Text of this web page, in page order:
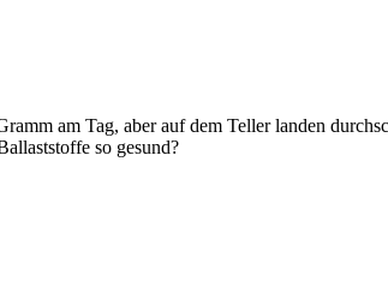
am Tag, aber auf dem Teller landen
so gesund?